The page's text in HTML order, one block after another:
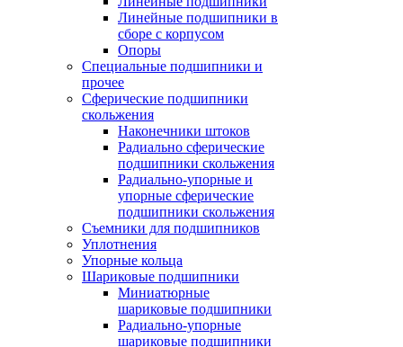
Линейные подшипники в
сборе с корпусом
Опоры
Специальные подшипники и
прочее
Сферические подшипники
скольжения
Наконечники штоков
Радиально сферические
подшипники скольжения
Радиально-упорные и
упорные сферические
подшипники скольжения
Съемники для подшипников
Уплотнения
Упорные кольца
Шариковые подшипники
Миниатюрные
шариковые подшипники
Радиально-упорные
шариковые подшипники